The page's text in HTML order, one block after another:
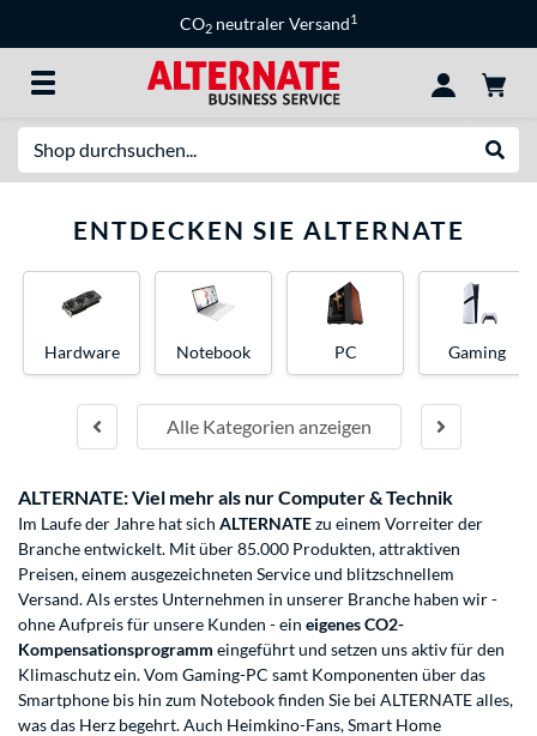
CO2 neutraler Versand1
ENTDECKEN SIE ALTERNATE
Alle Kategorien anzeigen
Hardware Notebook PC Gaming
ALTERNATE: Viel mehr als nur Computer & Technik
Im Laufe der Jahre hat sich ALTERNATEzu einem Vorreiter der
Branche entwickelt. Mit über 85.000 Produkten, attraktiven
Preisen, einem ausgezeichneten Service und blitzschnellem
Versand. Als erstes Unternehmen in unserer Branche haben wir -
ohne Aufpreis für unsere Kunden - ein eigenes CO2-
Kompensationsprogramm eingeführt und setzen uns aktiv für den
Klimaschutz ein. Vom Gaming-PC samt Komponenten über das
Smartphone bis hin zum Notebook finden Sie bei ALTERNATE alles,
was das Herz begehrt. Auch Heimkino-Fans, Smart Home